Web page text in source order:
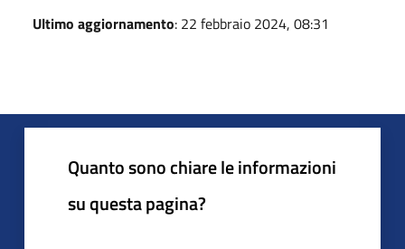
Ultimo aggiornamento: 22 febbraio 2024, 08:31
Quanto sono chiare le informazioni
su questa pagina?